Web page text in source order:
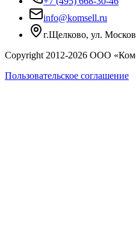
info@komsell.ru
г.Щелково, ул.
Copyright 2012-2026 ООО
Пользовательское соглашение